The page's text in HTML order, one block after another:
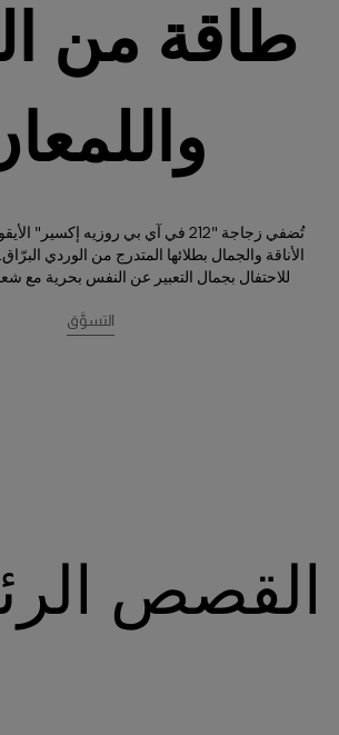
طاقة من
تُضفي زجاجة "212 في آي بي روزيه
الأناقة والجمال بطلائها المتدرج من الوردي
للاحتفال بجمال التعبير عن النفس بحرية مع
التسوَّق
القصص